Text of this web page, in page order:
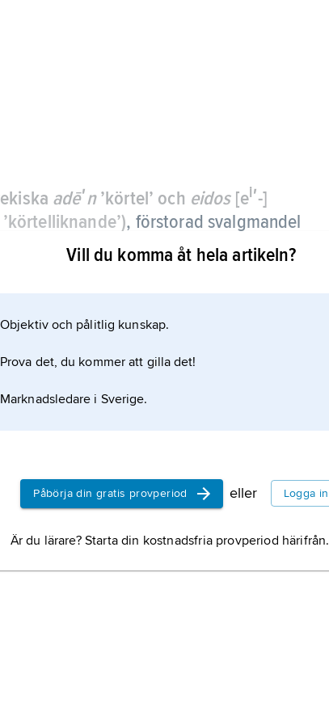
adēʹn’körtel’ och eidos[eiʹ-]
, förstorad svalgmandel
näs- och svalgrummets tak, också kallad
kraftigt utvecklad, men tillbakabildas sedan.
i mellanörat (form av
Vill du komma åt hela artikeln?
Objektiv och pålitlig kunskap.
Prova det, du kommer att gilla det!
Marknadsledare i Sverige.
Påbörja din gratis provperiod eller Logga in
Är du lärare? Starta din kostnadsfria provperiod härifrån.